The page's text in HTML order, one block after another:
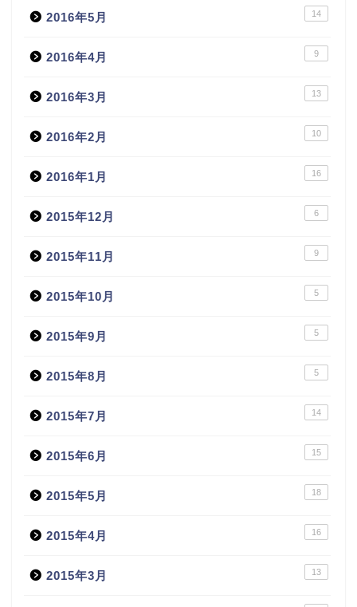
2016年5月 14
2016年4月 9
2016年3月 13
2016年2月 10
2016年1月 16
2015年12月 6
2015年11月 9
2015年10月 5
2015年9月 5
2015年8月 5
2015年7月 14
2015年6月 15
2015年5月 18
2015年4月 16
2015年3月 13